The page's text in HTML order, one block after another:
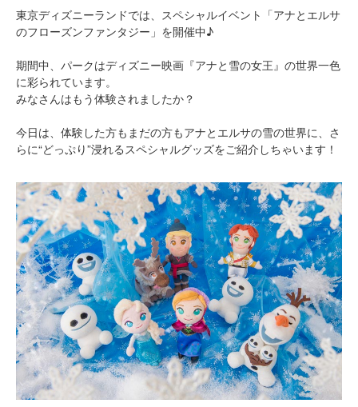
東京ディズニーランドでは、スペシャルイベント「アナとエルサ
のフローズンファンタジー」を開催中♪
期間中、パークはディズニー映画『アナと雪の女王』の世界一色
に彩られています。
みなさんはもう体験されましたか？
今日は、体験した方もまだの方もアナとエルサの雪の世界に、さ
らに“どっぷり”浸れるスペシャルグッズをご紹介しちゃいます！